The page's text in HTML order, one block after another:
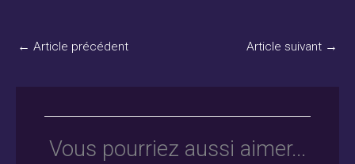
← Article précédent Article suivant →
Vous pourriez aussi aimer...